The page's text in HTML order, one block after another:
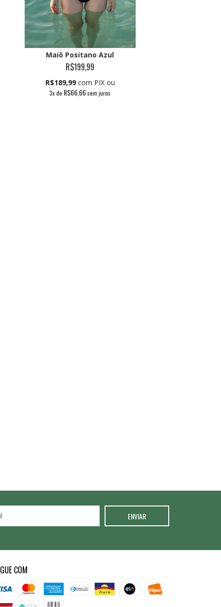
Maiô Positano Azul
R$199,99
R$189,99com PIX ou
3x de R$66,66sem juros
COM